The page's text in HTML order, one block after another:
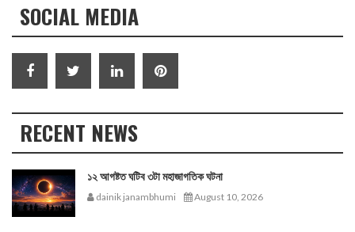
SOCIAL MEDIA
RECENT NEWS
১২ আগষ্টত ঘটিব ৩টা মহাজাগতিক ঘটনা
dainik janambhumi August 10, 2026